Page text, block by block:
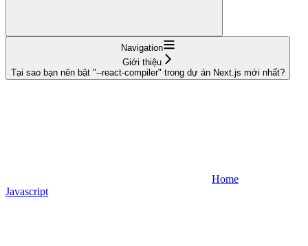
Navigation
Giới thiệu
Tại sao bạn nên bật "--react-compiler" trong dự án Next.js mới nhất?
Home
Javascript